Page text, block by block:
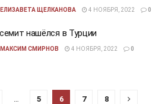
ЕЛИЗАВЕТА ЩЕЛКАНОВА 4 НОЯБРЯ, 2022 0
нашёлся в Турции
МАКСИМ СМИРНОВ 4 НОЯБРЯ, 2022 0
… 5 6 7 8